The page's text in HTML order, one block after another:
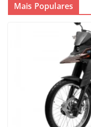
Mais Populares